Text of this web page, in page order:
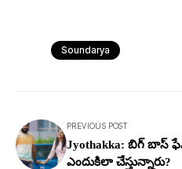
Soundarya
PREVIOUS POST
Jyothakka: బిగ్ బాస్
ఎందుకిలా చేస్తున్నారు?